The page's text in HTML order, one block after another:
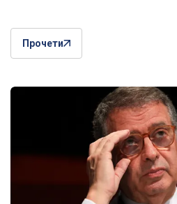
Прочети